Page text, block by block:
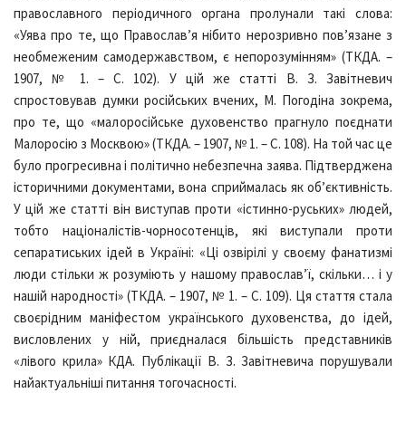
православного періодичного органа пролунали такі слова:
«Уява про те, що Православ’я нібито нерозривно пов’язане з
необмеженим самодержавством, є непорозумінням» (ТКДА. –
1907, № 1. – С. 102). У цій же статті В. З. Завітневич
спростовував думки російських вчених, М. Погодіна зокрема,
про те, що «малоросійське духовенство прагнуло поєднати
Малоросію з Москвою» (ТКДА. – 1907, № 1. – С. 108). На той час це
було прогресивна і політично небезпечна заява. Підтверджена
історичними документами, вона сприймалась як об’єктивність.
У цій же статті він виступав проти «істинно-руських» людей,
тобто націоналістів-чорносотенців, які виступали проти
сепаратиських ідей в Україні: «Ці озвірілі у своєму фанатизмі
люди стільки ж розуміють у нашому православ’ї, скільки… і у
нашій народності» (ТКДА. – 1907, № 1. – С. 109). Ця стаття стала
своєрідним маніфестом українського духовенства, до ідей,
висловлених у ній, приєдналася більшість представників
«лівого крила» КДА. Публікації В. З. Завітневича порушували
найактуальніші питання тогочасності.